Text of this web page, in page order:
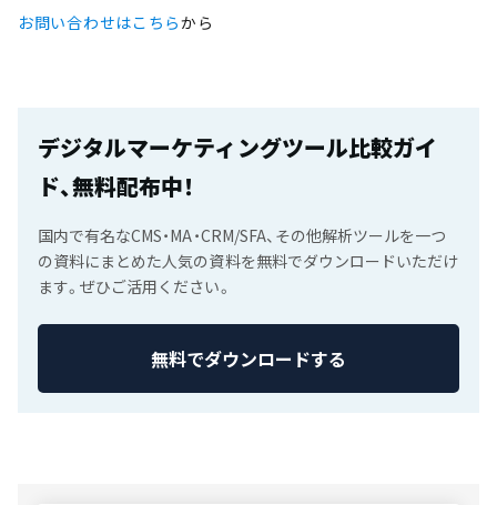
お問い合わせはこちらから
デジタルマーケティングツール比較ガイ
ド、無料配布中！
国内で有名なCMS・MA・CRM/SFA、その他解析ツールを一つ
の資料にまとめた人気の資料を無料でダウンロードいただけ
ます。ぜひご活用ください。
無料でダウンロードする